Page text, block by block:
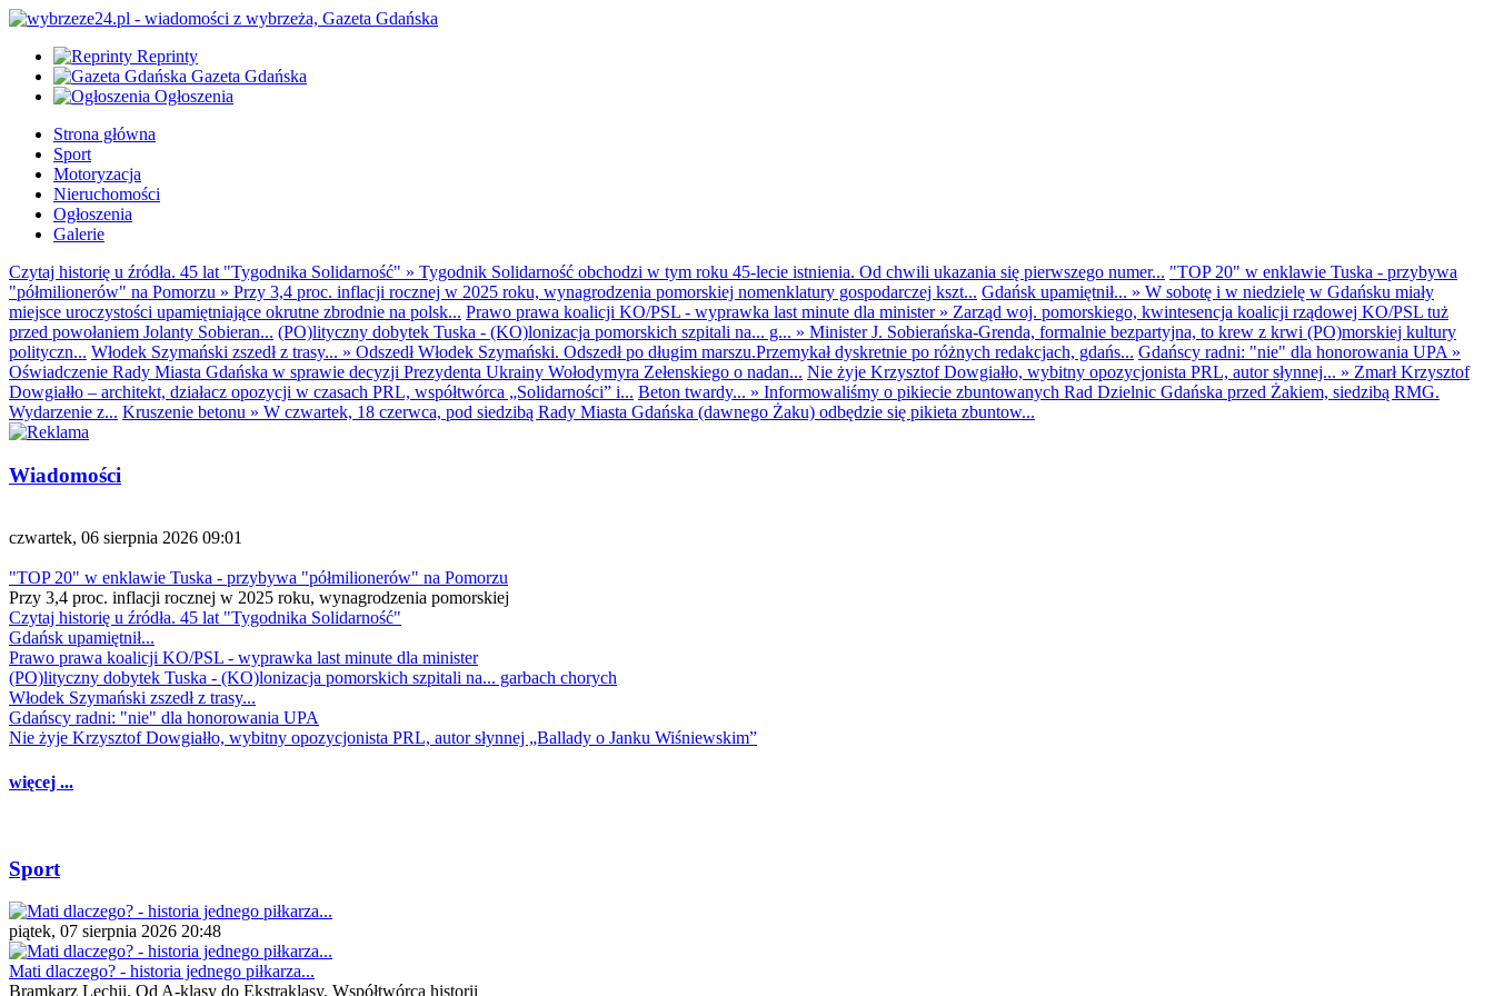
Reprinty
Gazeta Gdańska
Ogłoszenia
Strona główna
Sport
Motoryzacja
Nieruchomości
Ogłoszenia
Galerie
Czytaj historię u źródła. 45 lat "Tygodnika Solidarność" » Tygodnik Solidarność obchodzi w tym roku 45-lecie istnienia. Od chwili ukazania się pierwszego numer... "TOP 20" w enklawie Tuska - przybywa
"półmilionerów" na Pomorzu » Przy 3,4 proc. inflacji rocznej w 2025 roku, wynagrodzenia pomorskiej nomenklatury gospodarczej kszt... Gdańsk upamiętnił... » W sobotę i w niedzielę w Gdańsku miały
miejsce uroczystości upamiętniające okrutne zbrodnie na polsk... Prawo prawa koalicji KO/PSL - wyprawka last minute dla minister» Zarząd woj. pomorskiego, kwintesencja koalicji rządowej KO/PSL tuż
przed powołaniem Jolanty Sobieran... (PO)lityczny dobytek Tuska - (KO)lonizacja pomorskich szpitali na... g... » Minister J. Sobierańska-Grenda, formalnie bezpartyjna, to krew z krwi (PO)morskiej kultury
polityczn... Włodek Szymański zszedł z trasy... » Odszedł Włodek Szymański. Odszedł po długim marszu.Przemykał dyskretnie po różnych redakcjach, gdańs... Gdańscy radni: "nie" dla honorowania UPA »
Oświadczenie Rady Miasta Gdańska w sprawie decyzji Prezydenta Ukrainy Wołodymyra Zełenskiego o nadan... Nie żyje Krzysztof Dowgiałło, wybitny opozycjonista PRL, autor słynnej... » Zmarł Krzysztof
Dowgiałło – architekt, działacz opozycji w czasach PRL, współtwórca „Solidarności” i... Beton twardy... » Informowaliśmy o pikiecie zbuntowanych Rad Dzielnic Gdańska przed Żakiem, siedzibą RMG.
Wydarzenie z... Kruszenie betonu » W czwartek, 18 czerwca, pod siedzibą Rady Miasta Gdańska (dawnego Żaku) odbędzie się pikieta zbuntow...
Wiadomości
czwartek, 06 sierpnia 2026 09:01
"TOP 20" w enklawie Tuska - przybywa "półmilionerów" na Pomorzu
Przy 3,4 proc. inflacji rocznej w 2025 roku, wynagrodzenia pomorskiej
Czytaj historię u źródła. 45 lat "Tygodnika Solidarność"
Gdańsk upamiętnił...
Prawo prawa koalicji KO/PSL - wyprawka last minute dla minister
(PO)lityczny dobytek Tuska - (KO)lonizacja pomorskich szpitali na... garbach chorych
Włodek Szymański zszedł z trasy...
Gdańscy radni: "nie" dla honorowania UPA
Nie żyje Krzysztof Dowgiałło, wybitny opozycjonista PRL, autor słynnej „Ballady o Janku Wiśniewskim”
więcej ...
Sport
piątek, 07 sierpnia 2026 20:48
Mati dlaczego? - historia jednego piłkarza...
Bramkarz Lechii. Od A-klasy do Ekstraklasy. Współtwórca historii